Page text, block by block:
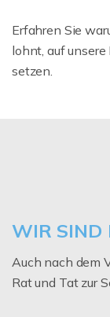
Erfahren Sie
lohnt, auf
setzen.
WIR SIND
Auch nach dem
Rat und Tat zur